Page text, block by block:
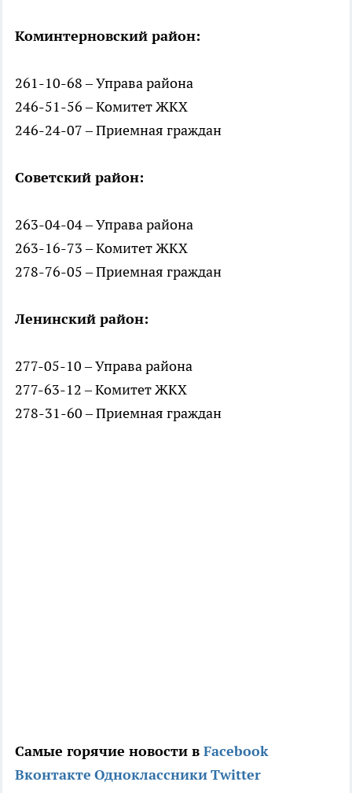
Коминтерновский район:
261-10-68 – Управа района
246-51-56 – Комитет ЖКХ
246-24-07 – Приемная граждан
Советский район:
263-04-04 – Управа района
263-16-73 – Комитет ЖКХ
278-76-05 – Приемная граждан
Ленинский район:
277-05-10 – Управа района
277-63-12 – Комитет ЖКХ
278-31-60 – Приемная граждан
Самые горячие новости в Facebook
Вконтакте ОдноклассникиTwitter